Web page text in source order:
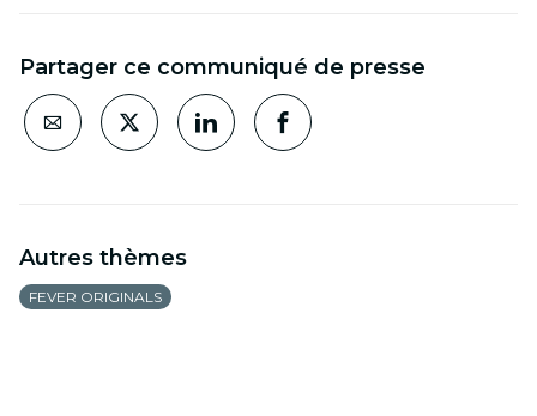
Partager ce communiqué de presse
Autres thèmes
FEVER ORIGINALS